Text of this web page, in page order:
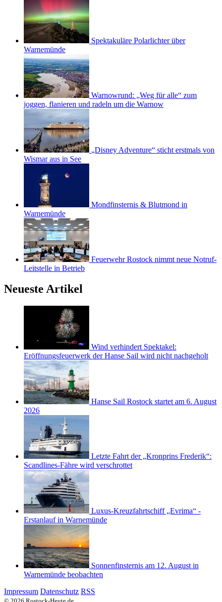
Spektakuläre Polarlichter über
Warnemünde
Warnowrund: „Weg für alle“ zum
joggen, flanieren und radeln um die Warnow
„Disney Adventure“ sticht erstmals von
Wismar aus in See
Mondfinsternis & Blutmond in
Warnemünde
Feuerwehr Rostock nimmt neue Notruf-
Leitstelle in Betrieb
Neueste Artikel
Wind verhindert Spektakel:
Eröffnungsfeuerwerk der Hanse Sail wird nicht nachgeholt
Hanse Sail Rostock startet am 6. August
2026
Letzte Fahrt der „Kronprins Frederik“:
Scandlines-Fähre wird verschrottet
Luxus-Kreuzfahrtschiff „Evrima“ -
Erstanlauf in Warnemünde
Sonnenfinsternis am 12. August in
Warnemünde beobachten
Impressum Datenschutz RSS